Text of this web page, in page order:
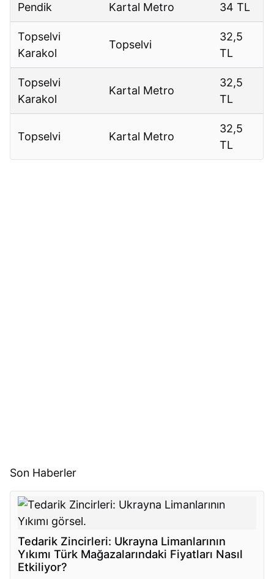
Pendik Kartal Metro 34 TL
Topselvi
Karakol
Topselvi
32,5
TL
Topselvi
Karakol
Kartal Metro
32,5
TL
Topselvi Kartal Metro
32,5
TL
Son Haberler
Tedarik Zincirleri: Ukrayna Limanlarının
Yıkımı Türk Mağazalarındaki Fiyatları Nasıl
Etkiliyor?